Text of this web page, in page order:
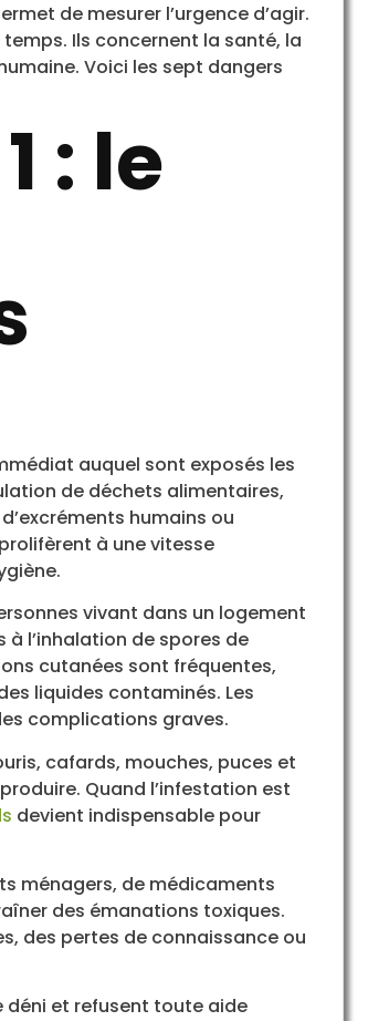
de mesurer l’urgence d’agir.
Ils concernent la santé, la
Voici les sept dangers
: le
auquel sont exposés les
de déchets alimentaires,
humains ou
à une vitesse
vivant dans un logement
l’inhalation de spores de
cutanées sont fréquentes,
liquides contaminés. Les
complications graves.
cafards, mouches, puces et
Quand l’infestation est
devient indispensable pour
ménagers, de médicaments
des émanations toxiques.
des pertes de connaissance ou
déni et refusent toute aide